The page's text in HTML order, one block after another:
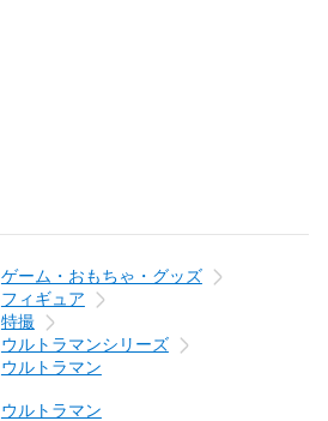
ゲーム・おもちゃ・グッズ
フィギュア
特撮
ウルトラマンシリーズ
ウルトラマン
ウルトラマン